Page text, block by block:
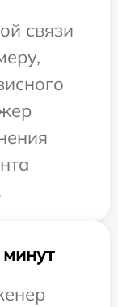
связи